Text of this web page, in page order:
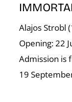
Alajos Strobl
Opening: 22
Admission is
19